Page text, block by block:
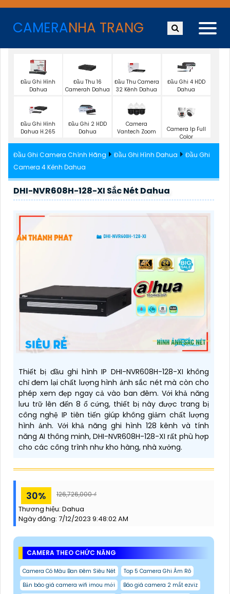
CAMERANHA TRANG
Đầu Ghi Hình
Dahua
Đầu Thu 16
Camerah Dahua
Đầu Thu Camera
32 Kênh Dahua
Đầu Ghi 4 HDD
Dahua
Đầu Ghi Hình
Dahua H.265
Đầu Ghi 2 HDD
Dahua
Camera
Vantech Zoom
Camera Ip Full
Color
Đầu Ghi Camera Chính Hãng Đầu Ghi Hình Dahua
Đầu Ghi
Camera 4 Kênh Dahua
DHI-NVR608H-128-XI Sắc Nét Dahua
Thiết bị đầu ghi hình IP DHI-NVR608H-128-XI không
chỉ đem lại chất lượng hình ảnh sắc nét mà còn cho
phép xem đẹp ngay cả vào ban đêm. Với khả năng
lưu trữ lên đến 8 ổ cứng, thiết bị này được trang bị
công nghệ IP tiên tiến giúp không giảm chất lượng
hình ảnh. Với khả năng ghi hình 128 kênh và tính
năng AI thông minh, DHI-NVR608H-128-XI rất phù hợp
cho các công trình như kho hàng, nhà xưởng.
30% 126,726,000 ₫
Thương hiệu: Dahua
Ngày đăng: 7/12/2023 9:48:02 AM
CAMERA THEO CHỨC NĂNG
Camera Có Màu Ban Đêm Siêu Nét
Top 5 Camera Ghi Âm Rõ
Bản báo giá camera wifi imou mới
Báo giá camera 2 mắt ezviz